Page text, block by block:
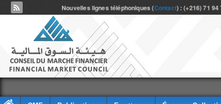
Nouvelles lignes téléphoniques (Contact) : (+216) 71